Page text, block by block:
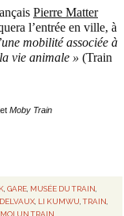
Pierre Matter
l’entrée en ville, à
mobilité associée à
vie animale » (Train
Moby Train
, GARE, MUSÉE DU TRAIN,
DELVAUX, LI KUMWU,TRAIN,